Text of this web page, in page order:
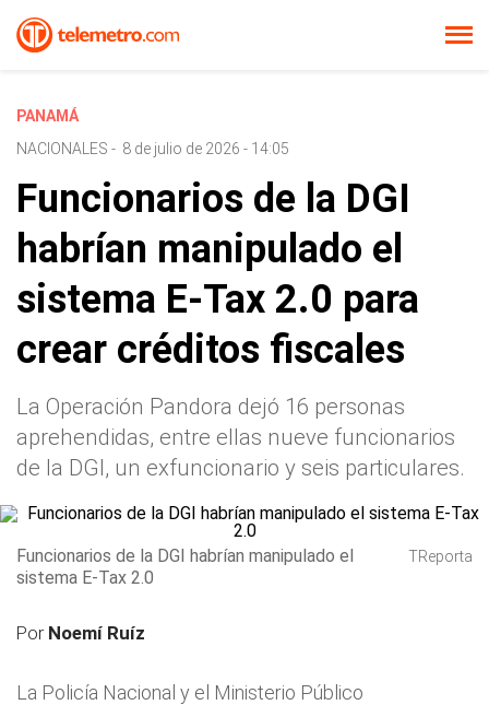
PANAMÁ
NACIONALES - 8 de julio de 2026 - 14:05
Funcionarios de la DGI
habrían manipulado el
sistema E-Tax 2.0 para
crear créditos fiscales
La Operación Pandora dejó 16 personas
aprehendidas, entre ellas nueve funcionarios
de la DGI, un exfuncionario y seis particulares.
Funcionarios de la DGI habrían manipulado el
sistema E-Tax 2.0
TReporta
Por Noemí Ruíz
La Policía Nacional y el Ministerio Público